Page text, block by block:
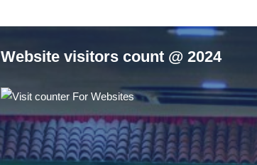
Website visitors count @ 2024